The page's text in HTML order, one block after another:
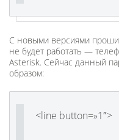
С новыми версиями
не будет работать —
Asterisk. Сейчас данный
образом:
<line button=»1″>